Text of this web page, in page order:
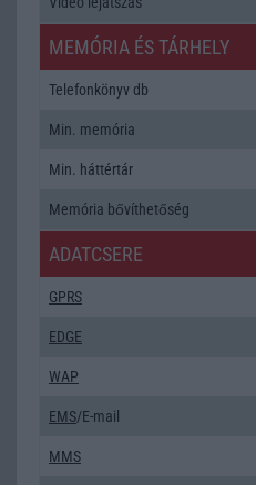
MEMÓRIA ÉS TÁRHELY
Telefonkönyv db
Min. memória
Min. háttértár
Memória bővíthetőség
ADATCSERE
GPRS
EDGE
WAP
EMS/E-mail
MMS